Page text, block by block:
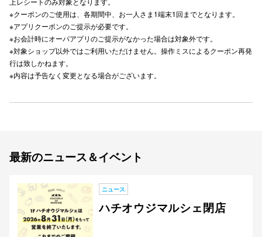
※クーポンのご使用は、各期間中、お一人さま1端末1回までとなります。
※アプリクーポンのご提示が必要です。
※お会計時にオーパアプリのご提示がなかった場合は対象外です。
※対象ショップ以外ではご利用いただけません。操作ミスによるクーポン再発
行は致しかねます。
※内容は予告なく変更となる場合がございます。
最新のニュース＆イベント
ニュース
ハチオウジマルシェ閉店
キャナルシ